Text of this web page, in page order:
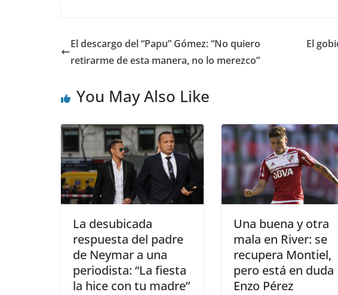
El descargo del “Papu” Gómez: “No quiero
retirarme de esta manera, no lo merezco”
El
You May Also Like
La desubicada
respuesta del padre
de Neymar a una
periodista: “La fiesta
la hice con tu madre”
Una buena y otra
mala en River: se
recupera Montiel,
pero está en duda
Enzo Pérez